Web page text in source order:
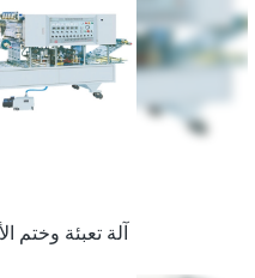
آلة تعبئة وختم